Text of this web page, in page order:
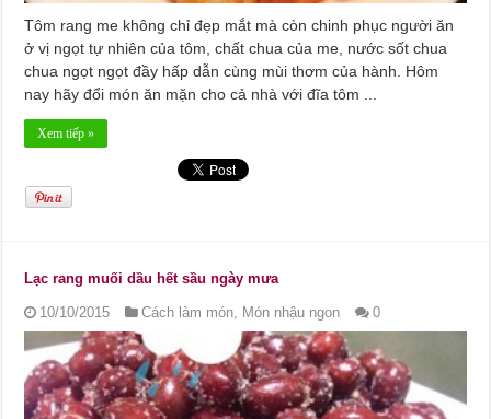
Tôm rang me không chỉ đẹp mắt mà còn chinh phục người ăn
ở vị ngọt tự nhiên của tôm, chất chua của me, nước sốt chua
chua ngọt ngọt đầy hấp dẫn cùng mùi thơm của hành. Hôm
nay hãy đổi món ăn mặn cho cả nhà với đĩa tôm ...
Xem tiếp »
Lạc rang muối dầu hết sầu ngày mưa
10/10/2015 Cách làm món Món nhậu ngon 0